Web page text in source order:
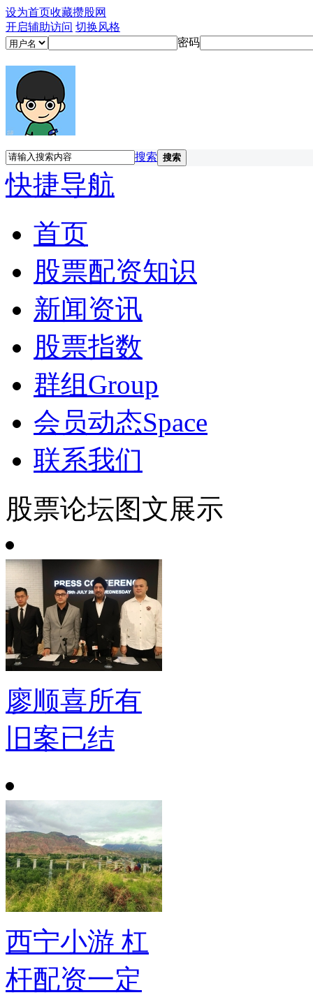
设为首页收藏攒股网
开启辅助访问 切换风格
密码
搜索 搜索
快捷导航
首页
股票配资知识
新闻资讯
股票指数
群组 Group
会员动态Space
联系我们
股票论坛图文展示
廖顺喜所有
旧案已结
西宁小游 杠
杆配资一定